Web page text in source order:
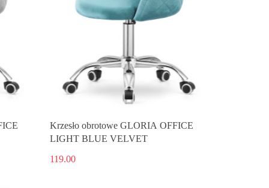
Krzesło obrotowe GLORIA OFFICE
LIGHT BLUE VELVET
119.00